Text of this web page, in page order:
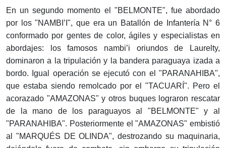
En un segundo momento el "BELMONTE", fue abordado
por los "NAMBI’I", que era un Batallón de Infantería N° 6
conformado por gentes de color, ágiles y especialistas en
abordajes: los famosos nambi’i oriundos de Laurelty,
dominaron a la tripulación y la bandera paraguaya izada a
bordo. Igual operación se ejecutó con el "PARANAHIBA",
que estaba siendo remolcado por el "TACUARÍ". Pero el
acorazado "AMAZONAS" y otros buques lograron rescatar
de la mano de los paraguayos al "BELMONTE" y al
"PARANAHIBA". Posteriormente el "AMAZONAS" embistió
al "MARQUÉS DE OLINDA", destrozando su maquinaria,